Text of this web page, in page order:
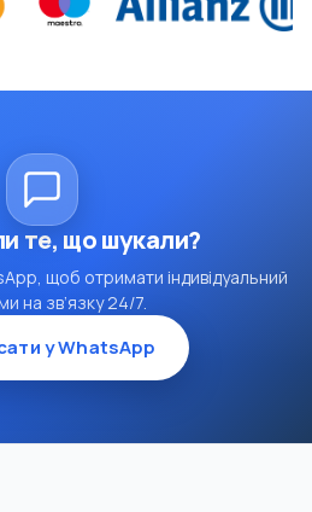
те, що шукали?
щоб отримати індивідуальний
на зв’язку 24/7.
у WhatsApp